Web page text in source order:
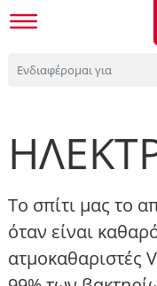
Το σπίτι μας το
όταν είναι
ατμοκαθαριστές